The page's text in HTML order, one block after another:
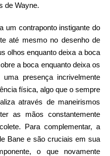
de Wayne.
um contraponto instigante do
até mesmo no desenho de
olhos enquanto deixa a boca
a boca enquanto deixa os
presença incrivelmente
física, algo que o sempre
através de maneirismos
as mãos constantemente
Para complementar, a
Bane e são cruciais em sua
o que novamente